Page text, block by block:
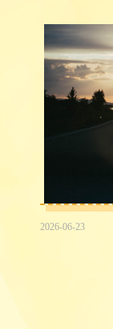
2026-06-23